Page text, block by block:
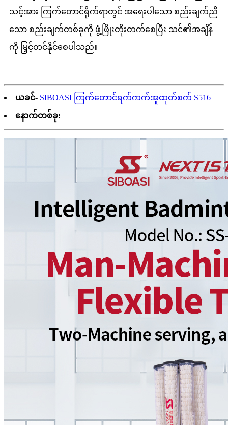
သင့်အား ကြက်တောင်ရိုက်ရာတွင် အရေးပါသော စည်းချက်ညီ
သော စည်းချက်တစ်ခုကို ဖွံ့ဖြိုးတိုးတက်စေပြီး သင်၏အချိန်
ကို မြှင့်တင်နိုင်စေပါသည်။
ယခင်- SIBOASI ကြက်တောင်ရက်ကက်အူထုတ်စက် S516
နောက်တစ်ခု: